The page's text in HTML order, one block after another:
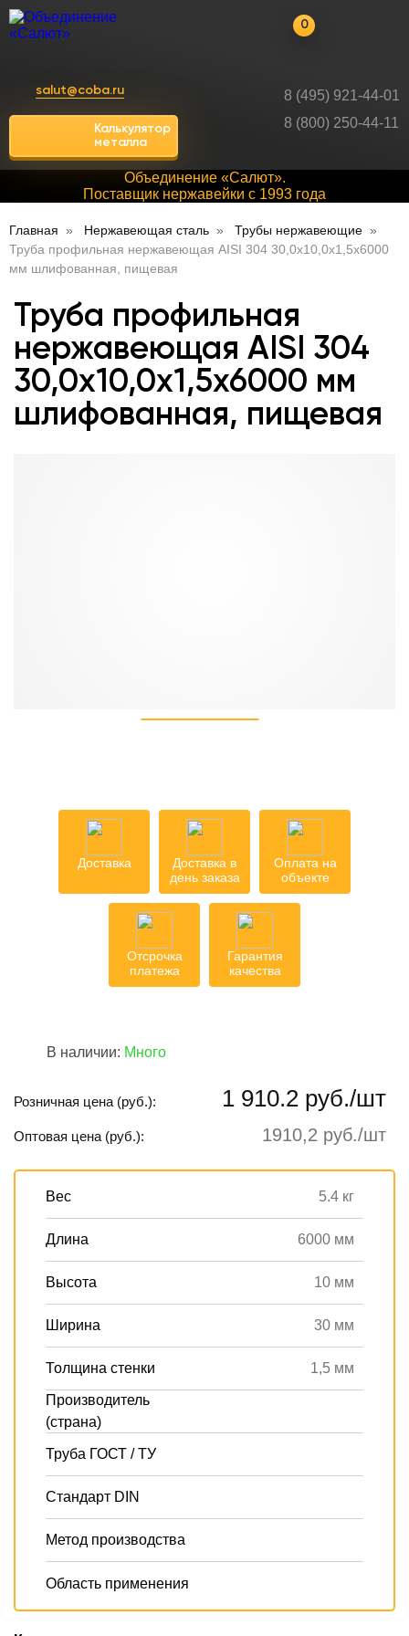
salut@coba.ru
Калькулятор
металла
8 (495) 921-44-01
8 (800) 250-44-11
0
Объединение «Салют».
Поставщик нержавейки с 1993 года
Главная Нержавеющая сталь
Трубы нержавеющие
Труба профильная нержавеющая AISI 304 30,0х10,0х1,5х6000
мм шлифованная, пищевая
Труба профильная
нержавеющая AISI 304
30,0х10,0х1,5х6000 мм
шлифованная, пищевая
Доставка
Доставка в
день заказа
Оплата на
объекте
Отсрочка
платежа
Гарантия
качества
В наличии: Много
Розничная цена (руб.): 1 910.2 руб./шт
Оптовая цена (руб.): 1910,2 руб./шт
Вес 5.4 кг
Длина 6000 мм
Высота 10 мм
Ширина 30 мм
Толщина стенки 1,5 мм
Производитель
(страна)
Труба ГОСТ / ТУ
Стандарт DIN
Метод производства
Область применения